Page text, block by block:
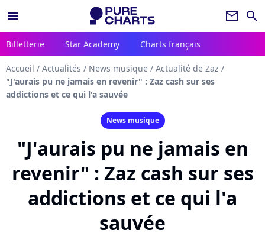
menu newsletter search
Billetterie Star Academy Charts français
Accueil / Actualités / News musique / Actualité de Zaz /
"J'aurais pu ne jamais en revenir" : Zaz cash sur ses
addictions et ce qui l'a sauvée
News musique
"J'aurais pu ne jamais en
revenir" : Zaz cash sur ses
addictions et ce qui l'a
sauvée